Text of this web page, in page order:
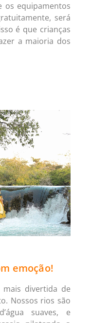
os equipamentos
será
é que crianças
a maioria dos
emoção!
divertida de
Nossos rios são
suaves, e